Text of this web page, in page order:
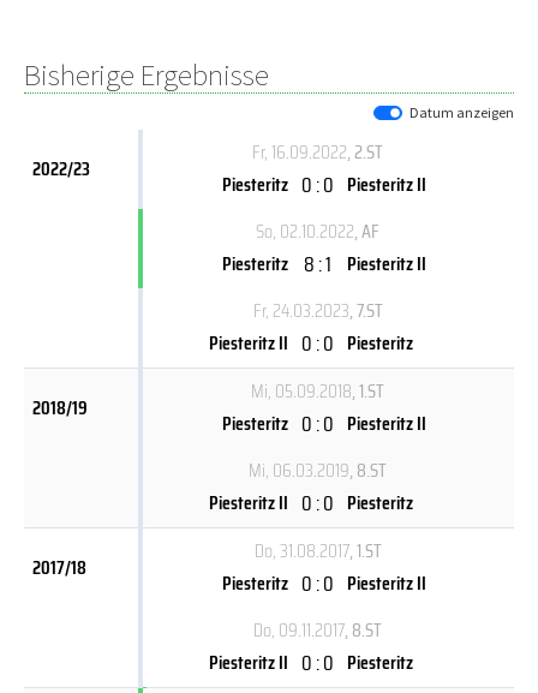
Bisherige Ergebnisse
Datum anzeigen
2022/23
Fr, 16.09.2022, 2.ST
Piesteritz 0 : 0 Piesteritz II
So, 02.10.2022, AF
Piesteritz 8 : 1 Piesteritz II
Fr, 24.03.2023, 7.ST
Piesteritz II 0 : 0 Piesteritz
2018/19
Mi, 05.09.2018, 1.ST
Piesteritz 0 : 0 Piesteritz II
Mi, 06.03.2019, 8.ST
Piesteritz II 0 : 0 Piesteritz
2017/18
Do, 31.08.2017, 1.ST
Piesteritz 0 : 0 Piesteritz II
Do, 09.11.2017, 8.ST
Piesteritz II 0 : 0 Piesteritz